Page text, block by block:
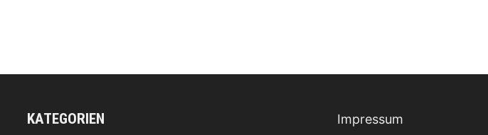
KATEGORIEN Impressum